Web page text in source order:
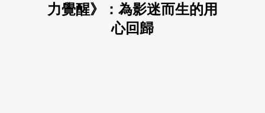
力覺醒》：為影迷而生的用
心回歸